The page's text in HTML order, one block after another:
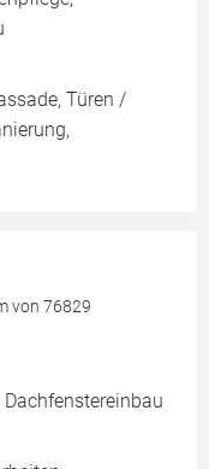
Türen /
von 76829